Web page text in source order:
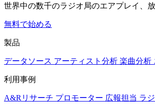
世界中の数千のラジオ局のエアプレイ、
無料で始める
製品
データソース アーティスト分析 楽曲分析
利用事例
A&Rリサーチ プロモーター 広報担当 ラ